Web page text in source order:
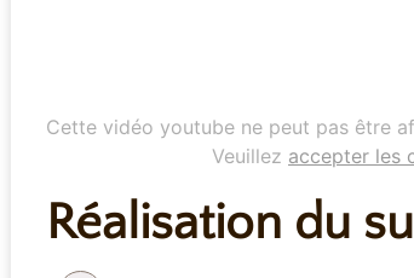
Cette vidéo youtube ne peut pas être
Veuillez accepter les
Réalisation du